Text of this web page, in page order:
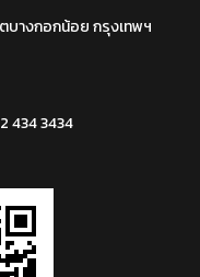
บางกอกน้อย กรุงเทพฯ
434 3434